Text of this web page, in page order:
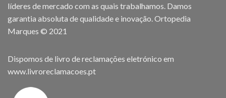
líderes de mercado com as quais trabalhamos. Damos
garantia absoluta de qualidade e inovação. Ortopedia
Marques © 2021
Dispomos de livro de reclamações eletrónico em
www.livroreclamacoes.pt